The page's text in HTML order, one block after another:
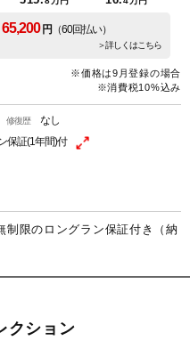
65,200円 （60回払い）
＞詳しくはこちら
※価格は9月登録の場合
※消費税10%込み
修復歴なし
証(1年間)付
制限のロングラン保証付き（納
クション